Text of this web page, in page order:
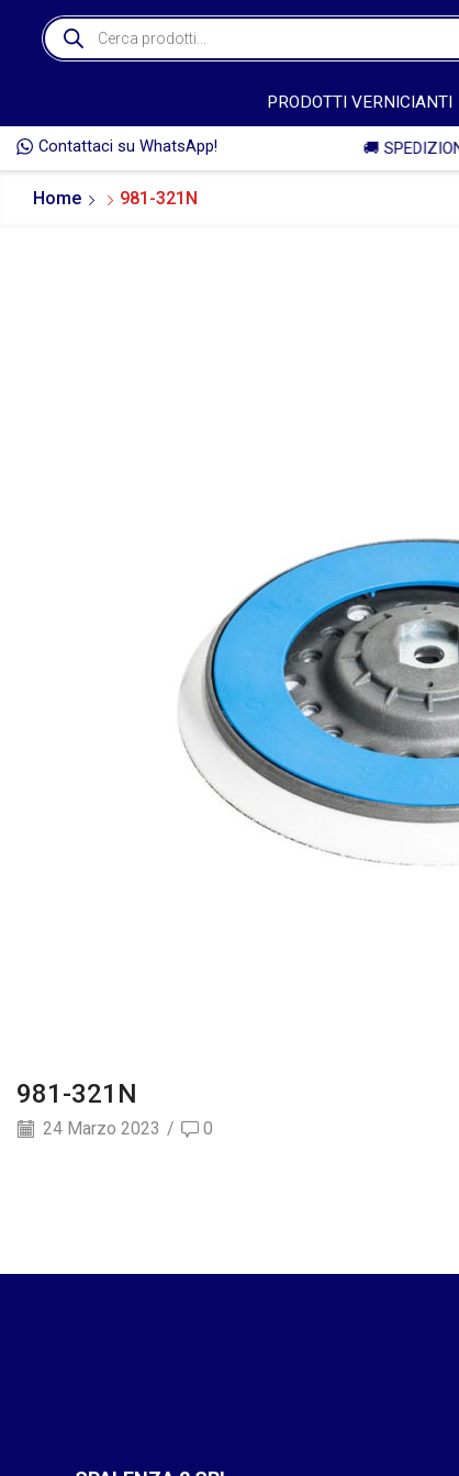
PRODOTTI VERNICIANTI
Contattaci su WhatsApp!
LO STESSO GIORNO DELL'ORDINE* 🚚
Home 981-321N
981-321N
24 Marzo 2023 / 0